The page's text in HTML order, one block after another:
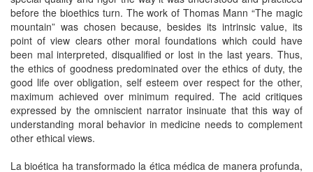
before the bioethics turn. The work of Thomas Mann “The magic
mountain” was chosen because, besides its intrinsic value, its
point of view clears other moral foundations which could have
been mal interpreted, disqualified or lost in the last years. Thus,
the ethics of goodness predominated over the ethics of duty, the
good life over obligation, self esteem over respect for the other,
maximum achieved over minimum required. The acid critiques
expressed by the omniscient narrator insinuate that this way of
understanding moral behavior in medicine needs to complement
other ethical views.
La bioética ha transformado la ética médica de manera profunda,